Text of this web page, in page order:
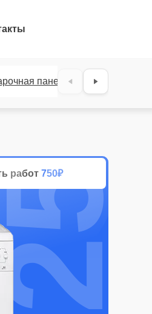
панель
работ 750₽